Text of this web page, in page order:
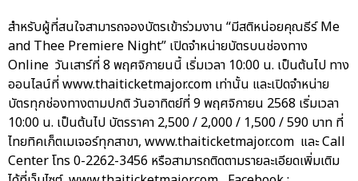
สำหรับผู้ที่สนใจสามารถจองบัตรเข้าร่วมงาน “มีสติหน่อยคุณธีร์ Me
and Thee Premiere Night” เปิดจำหน่ายบัตรบนช่องทาง
Online วันเสาร์ที่ 8 พฤศจิกายนนี้ เริ่มเวลา 10:00 น. เป็นต้นไป ทาง
ออนไลน์ที่ www.thaiticketmajor.com เท่านั้น และเปิดจำหน่าย
บัตรทุกช่องทางตามปกติ วันอาทิตย์ที่ 9 พฤศจิกายน 2568 เริ่มเวลา
10:00 น. เป็นต้นไป บัตรราคา 2,500 / 2,000 / 1,500 / 590 บาท ที่
ไทยทิคเก็ตเมเจอร์ทุกสาขา, www.thaiticketmajor.com และ Call
Center โทร 0-2262-3456 หรือสามารถติดตามรายละเอียดเพิ่มเติม